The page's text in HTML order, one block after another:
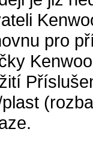
pro